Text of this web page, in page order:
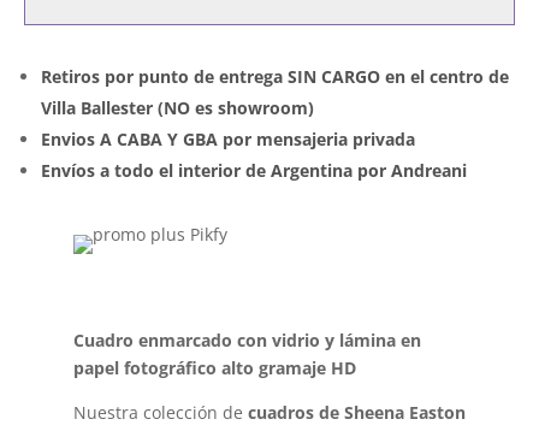
Retiros por punto de entrega SIN CARGO en el centro de
Villa Ballester (NO es showroom)
Envios A CABA Y GBA por mensajeria privada
Envíos a todo el interior de Argentina por Andreani
Cuadro enmarcado con vidrio y lámina en
papel fotográfico alto gramaje HD
Nuestra colección de cuadros de Sheena Easton